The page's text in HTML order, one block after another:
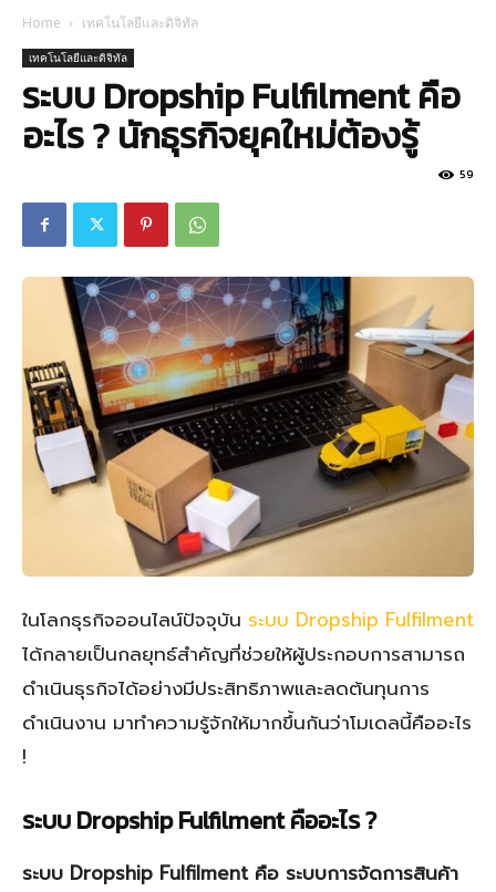
Home เทคโนโลยีและดิจิทัล
เทคโนโลยีและดิจิทัล
ระบบ Dropship Fulfilment คือ
อะไร ? นักธุรกิจยุคใหม่ต้องรู้
59
ในโลกธุรกิจออนไลน์ปัจจุบัน ระบบ Dropship Fulfilment
ได้กลายเป็นกลยุทธ์สำคัญที่ช่วยให้ผู้ประกอบการสามารถ
ดำเนินธุรกิจได้อย่างมีประสิทธิภาพและลดต้นทุนการ
ดำเนินงาน มาทำความรู้จักให้มากขึ้นกันว่าโมเดลนี้คืออะไร
!
ระบบ Dropship Fulfilment คืออะไร ?
ระบบ Dropship Fulfilment คือ ระบบการจัดการสินค้า